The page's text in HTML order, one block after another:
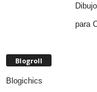
para
Blogroll
Blogichics